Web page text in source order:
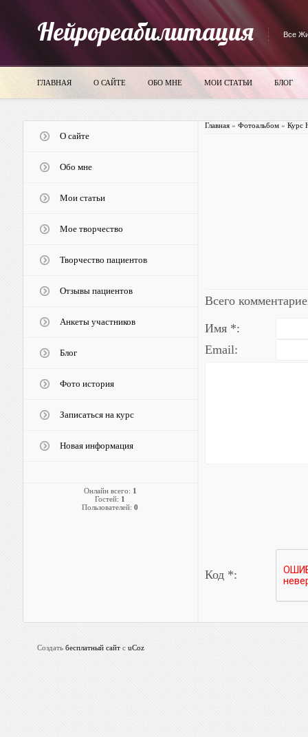
Нейрореабилитация Все
ГЛАВНАЯ О САЙТЕ ОБО МНЕ МОИ СТАТЬИ БЛОГ
О сайте
Обо мне
Мои статьи
Мое творчество
Творчество пациентов
Отзывы пациентов
Анкеты участников
Блог
Фото история
Записаться на курс
Новая информация
Онлайн всего: 1
Гостей: 1
Пользователей: 0
Главная» Фотоальбом» Курс
Всего
Имя *:
Email:
Код *:
Создать бесплатный сайт с uCoz